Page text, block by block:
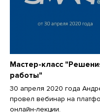
Мастер-класс
работы"
30 апреля 2020 года
провел вебинар на
онлайн-лекции.